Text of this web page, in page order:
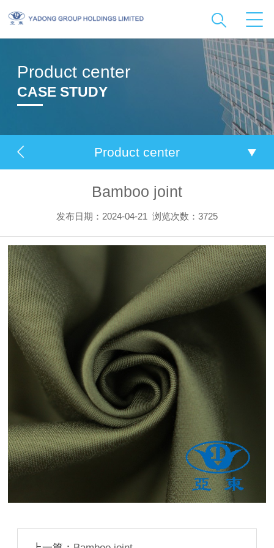
Product center
CASE STUDY
Product center
Bamboo joint
发布日期：2024-04-21 浏览次数：3725